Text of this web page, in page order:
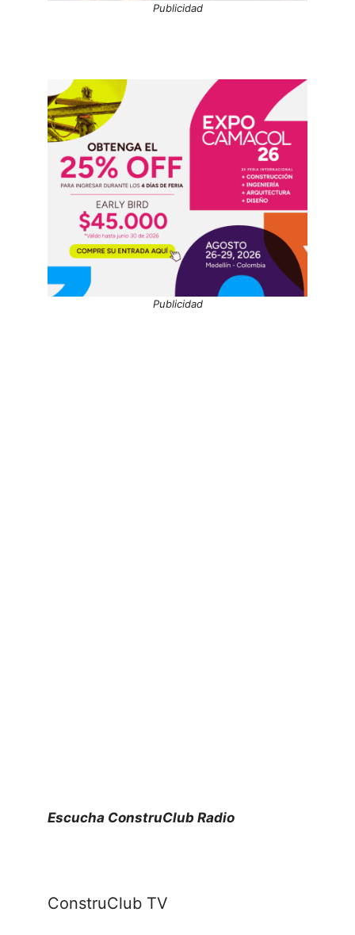
Publicidad
Publicidad
Escucha ConstruClub Radio
ConstruClub TV